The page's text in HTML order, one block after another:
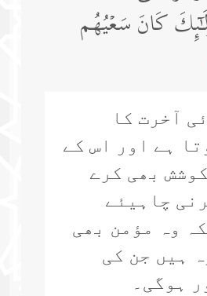
كَانَ سَعۡیُهُم
آخرت کا
ہے اور اس کے
بھی کرے
چاہیئے
وہ مؤمن بھی
ہیں جن کی
ہوگی۔